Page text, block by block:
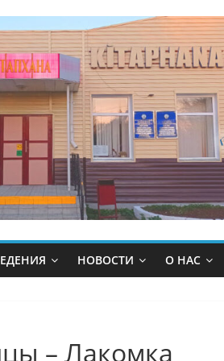
НОВОСТИ О НАС
– Лакомка